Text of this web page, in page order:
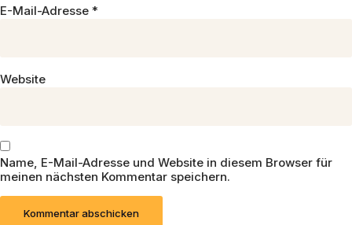
E-Mail-Adresse *
Website
Name, E-Mail-Adresse und Website in diesem Browser für
meinen nächsten Kommentar speichern.